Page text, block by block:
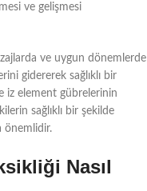
ve gelişmesi
ve uygun dönemlerde
gidererek sağlıklı bir
iz element gübrelerinin
sağlıklı bir şekilde
önemlidir.
Nasıl